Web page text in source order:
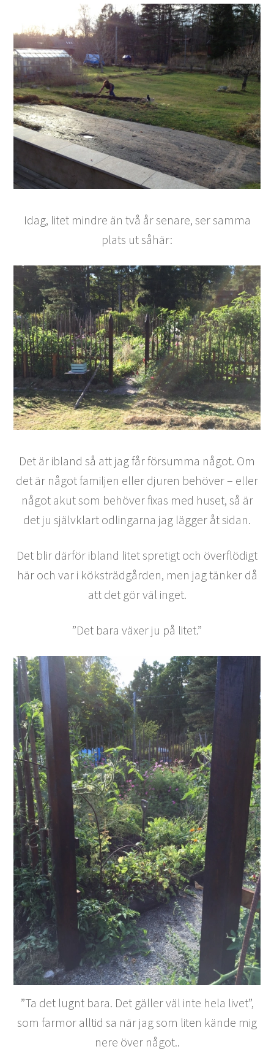
Idag, litet mindre än två år senare, ser samma
plats ut såhär:
Det är ibland så att jag får försumma något. Om
det är något familjen eller djuren behöver – eller
något akut som behöver fixas med huset, så är
det ju självklart odlingarna jag lägger åt sidan.
Det blir därför ibland litet spretigt och överflödigt
här och var i köksträdgården, men jag tänker då
att det gör väl inget.
”Det bara växer ju på litet.”
”Ta det lugnt bara. Det gäller väl inte hela livet”,
som farmor alltid sa när jag som liten kände mig
nere över något..